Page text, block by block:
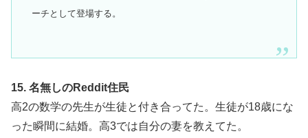
ーチとして登場する。
15. 名無しのReddit住民
高2の数学の先生が生徒と付き合ってた。生徒が18歳にな
った瞬間に結婚。高3では自分の妻を教えてた。